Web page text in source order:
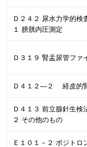
Ｄ２４２ 尿水力学的検
１ 膀胱内圧測定
Ｄ３１９ 腎盂尿管ファ
Ｄ４１２―２ 経皮的
Ｄ４１３ 前立腺針生検
２ その他のもの
Ｅ１０１－２ ポジトロ